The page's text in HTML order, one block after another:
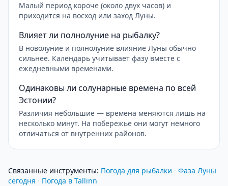
Малый период короче (около двух часов) и
приходится на восход или заход Луны.
Влияет ли полнолуние на рыбалку?
В новолуние и полнолуние влияние Луны обычно
сильнее. Календарь учитывает фазу вместе с
ежедневными временами.
Одинаковы ли солунарные времена по всей
Эстонии?
Различия небольшие — времена меняются лишь на
несколько минут. На побережье они могут немного
отличаться от внутренних районов.
Связанные инструменты: Погода для рыбалки · Фаза Луны
сегодня · Погода в Tallinn